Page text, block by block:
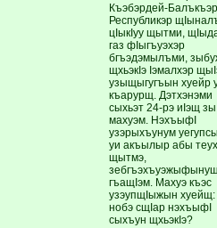
Къэбэрдей-
Республикэр
цIыкIуу щытми,
газ фIыгъуэхэр
бгъэдэмылъми,
щхьэкIэ Iэмалхэр
узыщыгугъын хуейр
къарурщ. Дэтхэнэми
сыхьэт 24-рэ иIэщ
махуэм. НэхъыфI
узэрыхъунум
уи акъылыр абы
щытмэ,
гъащIэм. Махуэ къэс
узэупщIыжын
нобэ сщIар нэхъыфI
сыхъун щхьэкIэ?